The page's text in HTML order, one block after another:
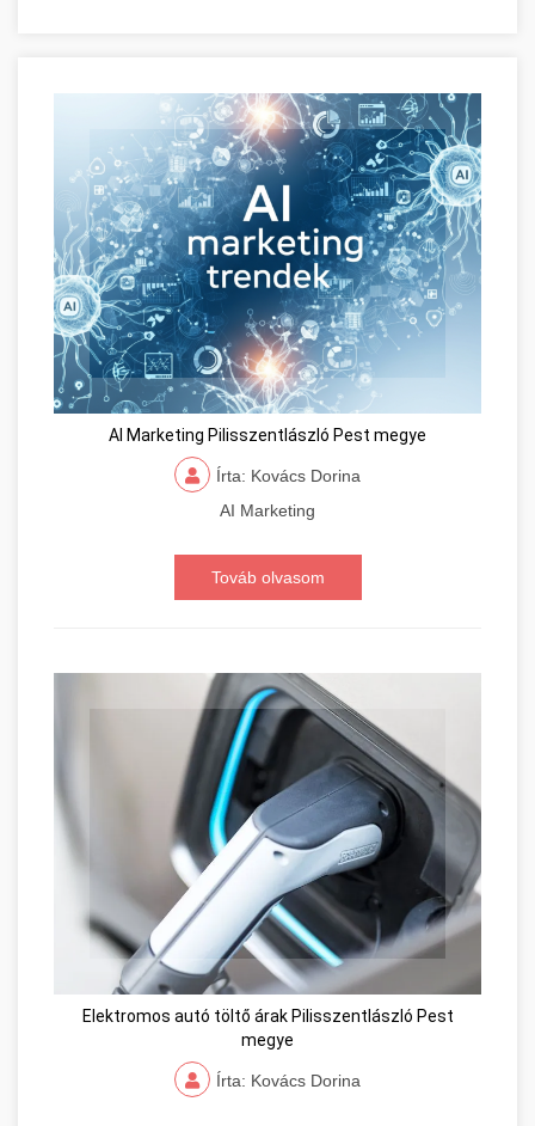
AI Marketing Pilisszentlászló Pest megye
Írta: Kovács Dorina
AI Marketing
Továb olvasom
Elektromos autó töltő árak Pilisszentlászló Pest
megye
Írta: Kovács Dorina